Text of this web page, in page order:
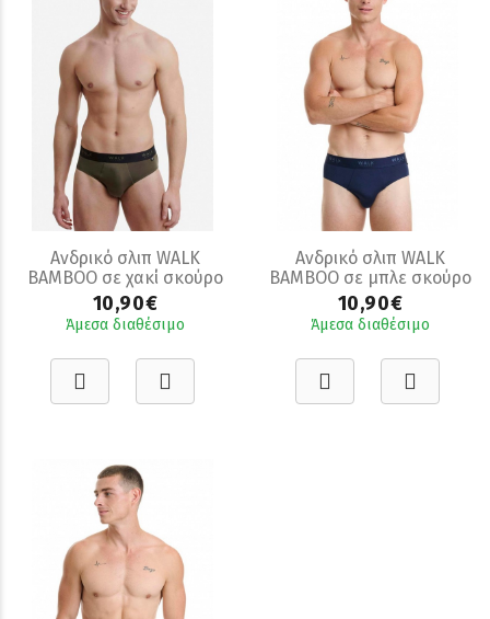
Ανδρικό σλιπ WALK
BAMBOO σε χακί σκούρο
χρώμα
10,90€
Άμεσα διαθέσιμο
Ανδρικό σλιπ WALK
BAMBOO σε μπλε σκούρο
χρώμα
10,90€
Άμεσα διαθέσιμο